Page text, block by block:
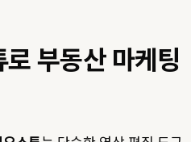
부동산 마케팅